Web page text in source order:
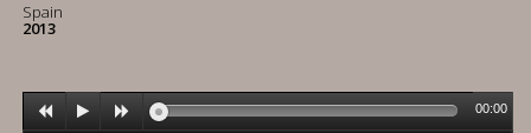
Spain
2013
00:00